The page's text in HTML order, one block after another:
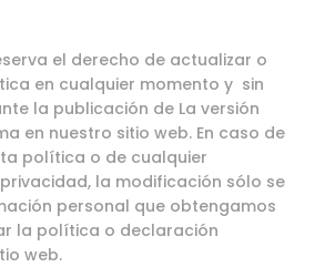
el derecho de actualizar o
en cualquier momento y sin
la publicación de La versión
en nuestro sitio web. En caso de
política o de cualquier
la modificación sólo se
personal que obtengamos
la política o declaración
web.